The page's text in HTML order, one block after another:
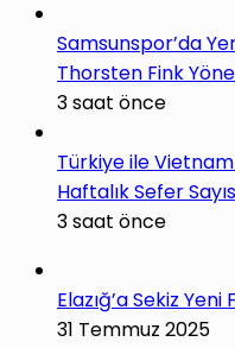
Samsunspor’da
Thorsten Fink
3 saat önce
Türkiye ile Vietnam
Haftalık Sefer
3 saat önce
Elazığ’a Sekiz Yeni
31 Temmuz 2025